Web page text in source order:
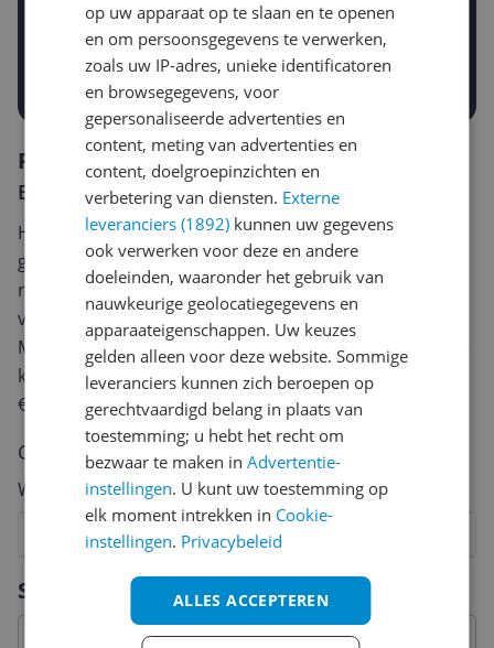
-10%
Prijsalert aanzetten
Specificaties
Reviews
Er zijn nog geen reviews geschreven
Heb jij dit product in bezit en wil je graag je mening
geven? Start dan hieronder met het schrijven van je
review. Afhankelijk van de details duurt het schrijven
van een review gemiddeld tussen de 3 en 10 minuten.
Met jouw mening help je andere bezoekers een betere
keuze te maken én maak je iedere maand kans op
€250,-!
Klik hier voor de actievoorwaarden.
Cijfer
Welk cijfer geef jij dit product?
6
5
4
3
2
Vraag 1 van 4
op uw apparaat op te slaan en te openen
en om persoonsgegevens te verwerken,
zoals uw IP-adres, unieke identificatoren
en browsegegevens, voor
gepersonaliseerde advertenties en
content, meting van advertenties en
content, doelgroepinzichten en
verbetering van diensten. Externe
leveranciers (1892) kunnen uw gegevens
ook verwerken voor deze en andere
doeleinden, waaronder het gebruik van
nauwkeurige geolocatiegegevens en
apparaateigenschappen. Uw keuzes
gelden alleen voor deze website. Sommige
leveranciers kunnen zich beroepen op
gerechtvaardigd belang in plaats van
toestemming; u hebt het recht om
bezwaar te maken inAdvertentie-
instellingen. U kunt uw toestemming op
elk moment intrekken in Cookie-
instellingen. Privacybeleid
ALLES ACCEPTEREN